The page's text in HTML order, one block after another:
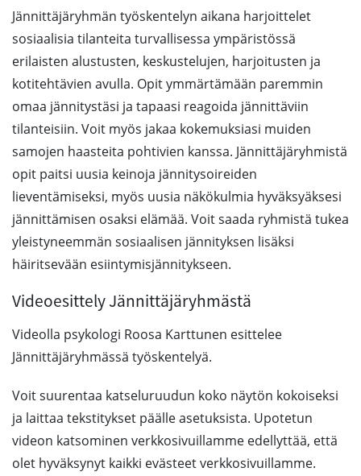
Jännittäjäryhmän työskentelyn aikana harjoittelet
sosiaalisia tilanteita turvallisessa ympäristössä
erilaisten alustusten, keskustelujen, harjoitusten ja
kotitehtävien avulla. Opit ymmärtämään paremmin
omaa jännitystäsi ja tapaasi reagoida jännittäviin
tilanteisiin. Voit myös jakaa kokemuksiasi muiden
samojen haasteita pohtivien kanssa. Jännittäjäryhmistä
opit paitsi uusia keinoja jännitysoireiden
lieventämiseksi, myös uusia näkökulmia hyväksyäksesi
jännittämisen osaksi elämää. Voit saada ryhmistä tukea
yleistyneemmän sosiaalisen jännityksen lisäksi
häiritsevään esiintymisjännitykseen.
Videoesittely Jännittäjäryhmästä
Videolla psykologi Roosa Karttunen esittelee
Jännittäjäryhmässä työskentelyä.
Voit suurentaa katseluruudun koko näytön kokoiseksi
ja laittaa tekstitykset päälle asetuksista. Upotetun
videon katsominen verkkosivuillamme edellyttää, että
olet hyväksynyt kaikki evästeet verkkosivuillamme.